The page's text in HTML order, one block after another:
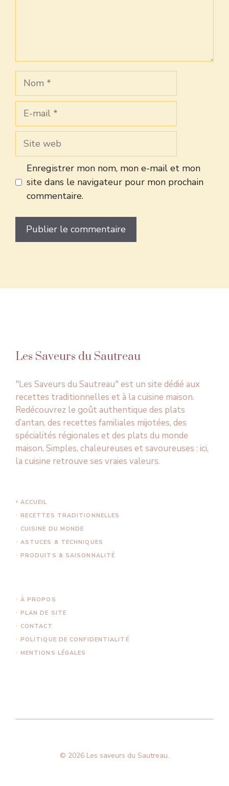
Nom
Site
Enregistrer mon nom, mon e-mail et mon
site dans le navigateur pour mon prochain
commentaire.
Les Saveurs du Sautreau
"Les Saveurs du Sautreau" est un site dédié aux
recettes traditionnelles et à la cuisine maison.
Redécouvrez le goût authentique des plats
d’antan, des recettes familiales mijotées, des
spécialités régionales et des plats du monde
maison. Simples, chaleureuses et savoureuses : ici,
la cuisine retrouve ses vraies valeurs.
ACCUEIL
RECETTES TRADITIONNELLES
CUISINE DU MONDE
ASTUCES & TECHNIQUES
PRODUITS & SAISONNALITÉ
À PROPOS
PLAN DE SITE
CONTACT
POLITIQUE DE CONFIDENTIALITÉ
MENTIONS LÉGALES
© 2026 Les saveurs du Sautreau.